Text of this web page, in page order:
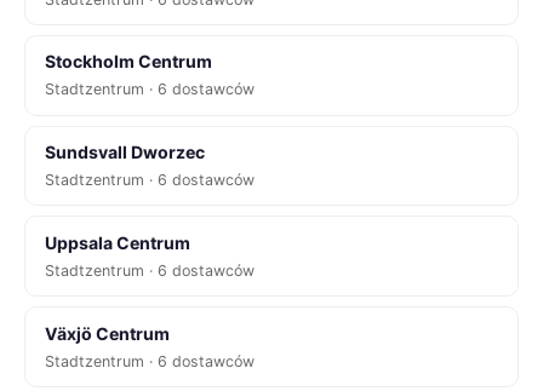
Stockholm Centrum
Stadtzentrum · 6 dostawców
Sundsvall Dworzec
Stadtzentrum · 6 dostawców
Uppsala Centrum
Stadtzentrum · 6 dostawców
Växjö Centrum
Stadtzentrum · 6 dostawców